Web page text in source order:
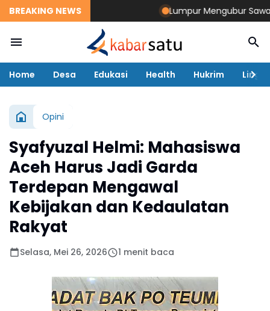
BREAKING NEWS Lumpur Mengubur Sawah
Home Desa Edukasi Health Hukrim
Opini
Syafyuzal Helmi: Mahasiswa
Aceh Harus Jadi Garda
Terdepan Mengawal
Kebijakan dan Kedaulatan
Rakyat
Selasa, Mei 26, 2026 1 menit baca